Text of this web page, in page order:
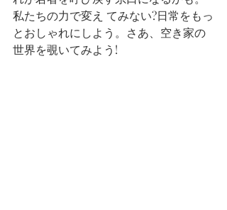
私たちの力で変え てみない?日常をもっ
とおしゃれにしよう。さあ、空き家の
世界を覗いてみよう!